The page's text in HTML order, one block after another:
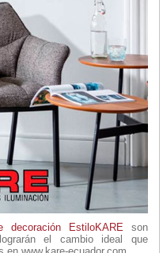
decoración EstiloKARE son
el cambio ideal que